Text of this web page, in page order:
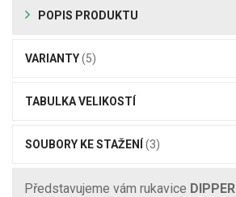
POPIS PRODUKTU
VARIANTY(5)
TABULKA VELIKOSTÍ
SOUBORY KE STAŽENÍ (3)
Představujeme vám rukavice DIPPER